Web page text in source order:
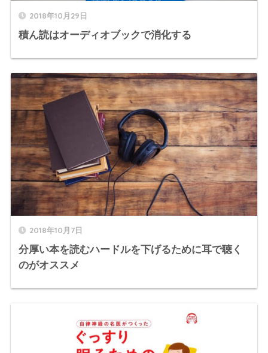
2018年10月29日
積ん読はオーディオブックで消化する
2018年10月7日
分厚い本を読むハードルを下げるために耳で聴く
のがオススメ